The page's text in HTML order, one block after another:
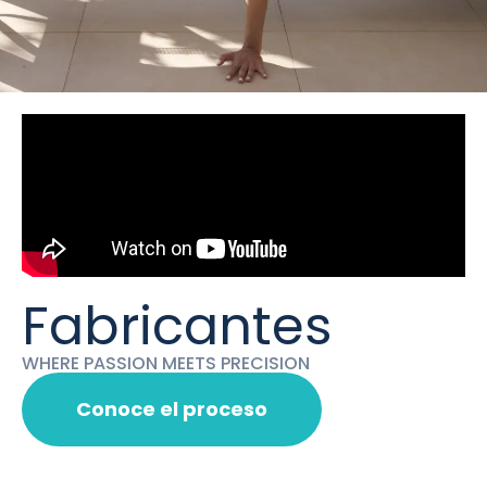
Fabricantes
WHERE PASSION MEETS PRECISION
Conoce el proceso